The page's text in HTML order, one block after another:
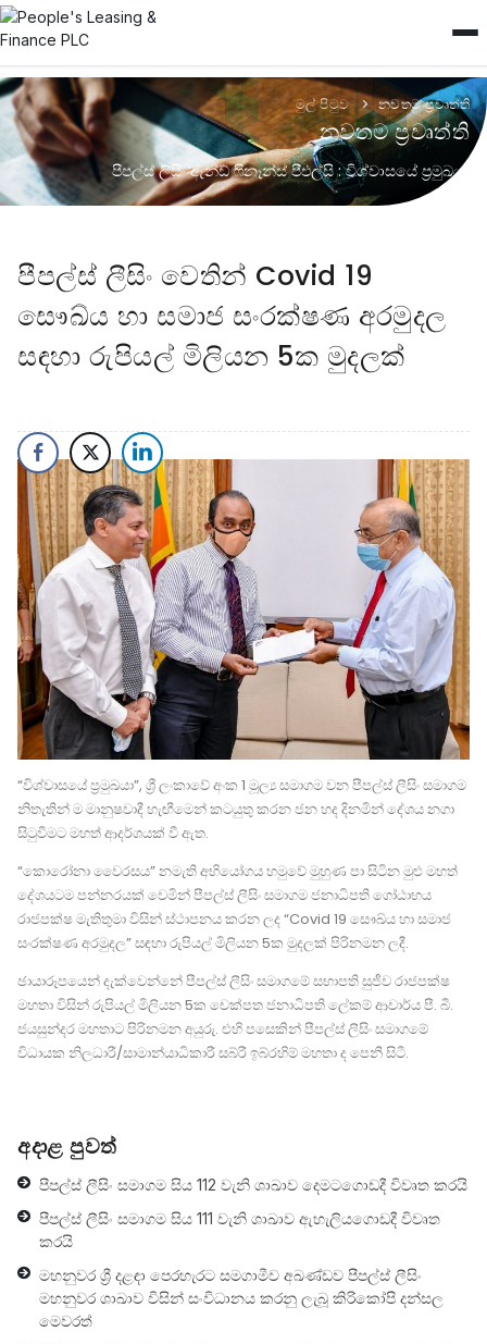
මුල් පිටුව නවතම ප්‍රවෘත්ති
නවතම ප්‍රවෘත්ති
පීපල්ස් ලිසිං ඇන්ඩ් ෆිනෑන්ස් පීඑල්සි : විශ්වාසයේ ප්‍රමුඛයා
පීපල්ස් ලීසිං වෙතින් Covid 19
සෞඛ්ය හා සමාජ සංරක්ෂණ අරමුදල
සඳහා රුපියල් මිලියන 5ක මුදලක්
“විශ්වාසයේ ප්‍රමුඛයා”, ශ්‍රී ලංකාවේ අංක 1 මූල්‍ය සමාගම වන පීපල්ස් ලීසිං සමාගම
නිතැතින් ම මානුෂවාදී හැඟීමෙන් කටයුතු කරන ජන හද දිනමින් දේශය නගා
සිටුවීමට මහත් ආදර්ශයක් වී ඇත.
“කොරෝනා වෛරසය” නමැති අභියෝගය හමුවේ මුහුණ පා සිටින මුළු මහත්
දේශයටම පන්නරයක් වෙමින් පීපල්ස් ලීසිං සමාගම ජනාධිපති ගෝඨාභය
රාජපක්ෂ මැතිතුමා විසින් ස්ථාපනය කරන ලද “Covid 19 සෞඛ්ය හා සමාජ
සංරක්ෂණ අරමුදල” සඳහා රුපියල් මිලියන 5ක මුදලක් පිරිනමන ලදී.
ඡායාරූපයෙන් දැක්වෙන්නේ පීපල්ස් ලීසිං සමාගමේ සභාපති සුජීව රාජපක්ෂ
මහතා විසින් රුපියල් මිලියන 5ක චෙක්පත ජනාධිපති ලේකම් ආචාර්ය පී. බී.
ජයසුන්දර මහතාට පිරිනමන අයුරු. එහි පසෙකින් පීපල්ස් ලීසිං සමාගමේ
විධායක නිලධාරී/සාමාන්යාධිකාරී සබ්රී ඉබ්රහිම් මහතා ද පෙනී සිටී.
අදාළ පුවත්
පීපල්ස් ලීසිං සමාගම සිය 112 වැනි ශාඛාව දෙමටගොඩදී විවෘත කරයි
පීපල්ස් ලීසිං සමාගම සිය 111 වැනි ශාඛාව ඇහැලියගොඩදී විවෘත
කරයි
මහනුවර ශ්‍රී දළඳා පෙරහැරට සමගාමීව අඛණ්ඩව පීපල්ස් ලීසිං
මහනුවර ශාඛාව විසින් සංවිධානය කරනු ලැබූ කිරිකෝපි දන්සල
මෙවරත්